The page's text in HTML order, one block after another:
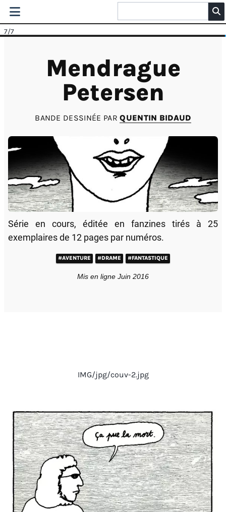
7/7
Mendrague
Petersen
BANDE DESSINÉE PARQUENTIN BIDAUD
Série en cours, éditée en fanzines tirés à 25
exemplaires de 12 pages par numéros.
#AVENTURE #DRAME #FANTASTIQUE
Mis en ligne Juin 2016
IMG/jpg/couv-2.jpg